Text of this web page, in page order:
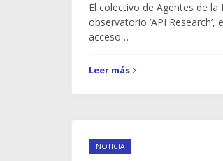
El colectivo de Agentes de
observatorio ‘API
acceso…
Leer más
NOTICIA